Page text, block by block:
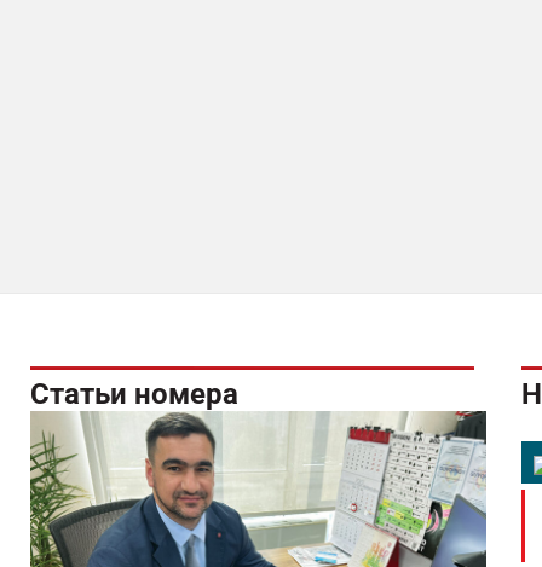
Статьи номера